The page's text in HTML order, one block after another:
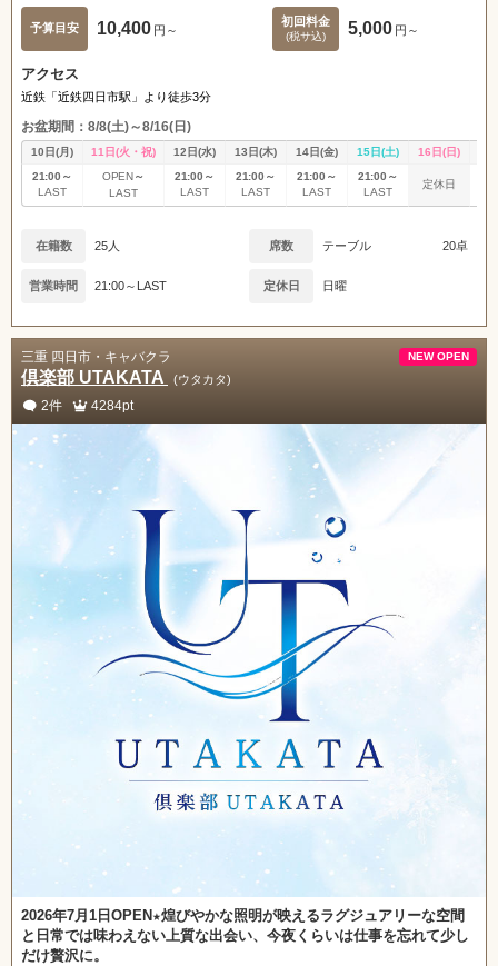
予算目安 10,400 円～
初回料金
(税サ込) 5,000 円～
アクセス
近鉄「近鉄四日市駅」より徒歩3分
お盆期間：8/8(土)～8/16(日)
10日(月) 11日(火・祝) 12日(水) 13日(木) 14日(金) 15日(土) 16日(日)
21:00～
LAST
OPEN ～
LAST
21:00～
LAST
21:00～
LAST
21:00～
LAST
21:00～
LAST
定休日
在籍数 25人 席数 テーブル 20卓
営業時間 21:00～LAST 定休日 日曜
NEW OPEN
三重 四日市・キャバクラ
倶楽部 UTAKATA (ウタカタ)
2件 4284pt
2026年7月1日OPEN★煌びやかな照明が映えるラグジュアリーな空間
と日常では味わえない上質な出会い、今夜くらいは仕事を忘れて少し
だけ贅沢に。